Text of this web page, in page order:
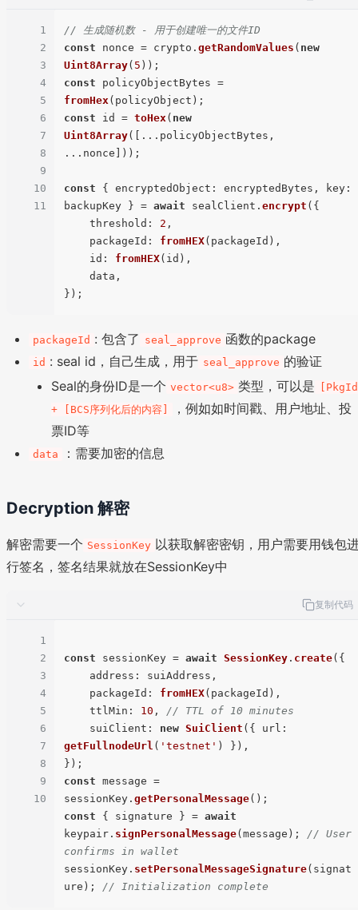
1
2
3
4
5
6
7
8
9
10
11
// 生成随机数 - 用于创建唯一的文件ID
const nonce = crypto. getRandomValues ( new
Uint8Array( 5
const
fromHex
const id = toHex ( new
Uint8Array([...policyObjectBytes,
...nonce]));
const { encryptedObject : encryptedBytes, key :
backupKey } = await sealClient. encrypt ({
threshold : 2 ,
packageId : fromHEX(packageId),
id : fromHEX(id),
packageId : 包含了 seal_approve 函数的package
id : seal id，自己生成，用于 seal_approve 的验证
Seal的身份ID是一个 vector<u8> 类型，可以是
+ [BCS序列化后的内容]
，例如如时间戳、用户地址、投
票ID等
data ：需要加密的信息
Decryption 解密
解密需要一个 SessionKey 以获取解密密钥，用户需要用钱包
行签名，签名结果就放在SessionKey中
复制代码
1
2
3
4
5
6
7
8
9
10
const sessionKey = await SessionKey . create({
address : suiAddress,
packageId : fromHEX(packageId),
ttlMin : 10 , // TTL of 10 minutes
suiClient : new SuiClient ({ url
getFullnodeUrl ( 'testnet' ) }),
const message =
sessionKey. getPersonalMessage
const { signature } = await
keypair. signPersonalMessage(message); // User
confirms in wallet
sessionKey. setPersonalMessageSignature(signat
ure); // Initialization complete